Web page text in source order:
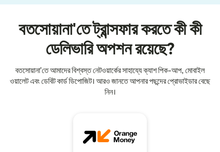
বতসোয়ানা'তে ট্রান্সফার করতে কী কী
ডেলিভারি অপশন রয়েছে?
বতসোয়ানা'তে আমাদের বিশ্বস্ত নেটওয়ার্কের সাহায্যে ক্যাশ পিক-আপ, মোবাইল
ওয়ালেট এবং ডেবিট কার্ড ডিপোজিট। আরও জানতে আপনার পছন্দের প্রোভাইডার বেছে
নিন।